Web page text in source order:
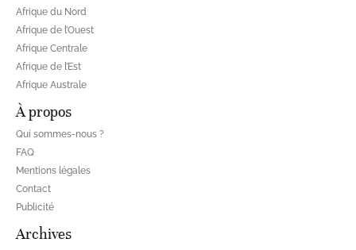
Afrique du Nord
Afrique de l’Ouest
Afrique Centrale
Afrique de l’Est
Afrique Australe
À propos
Qui sommes-nous ?
FAQ
Mentions légales
Contact
Publicité
Archives